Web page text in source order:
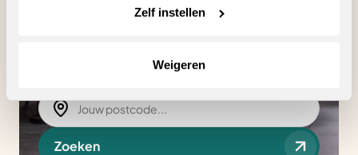
Zelf instellen
Weigeren
ALTIJD IN DE BUURT
in de buurt
Zoeken